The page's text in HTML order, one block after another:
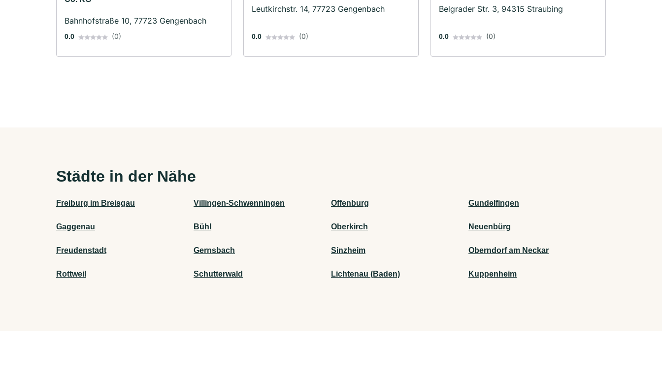
Bahnhofstraße 10, 77723 Gengenbach
0.0 (0)
Leutkirchstr. 14, 77723 Gengenbach
0.0 (0)
Belgrader Str. 3, 94315 Straubing
0.0 (0)
Städte in der Nähe
Freiburg im Breisgau Villingen-Schwenningen Offenburg Gundelfingen
Gaggenau Bühl Oberkirch Neuenbürg
Freudenstadt Gernsbach Sinzheim Oberndorf am Neckar
Rottweil Schutterwald Lichtenau (Baden) Kuppenheim